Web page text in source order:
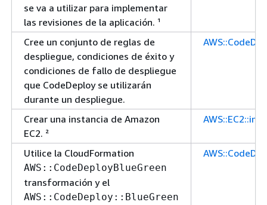
se va a utilizar para implementar
las revisiones de la aplicación. ¹
Cree un conjunto de reglas de
despliegue, condiciones de éxito y
condiciones de fallo de despliegue
que CodeDeploy se utilizarán
durante un despliegue.
Crear una instancia de Amazon
EC2. ²
Utilice la CloudFormation
AWS::CodeDeployBlueGreen
transformación y el
AWS::CodeDeploy::BlueGreen